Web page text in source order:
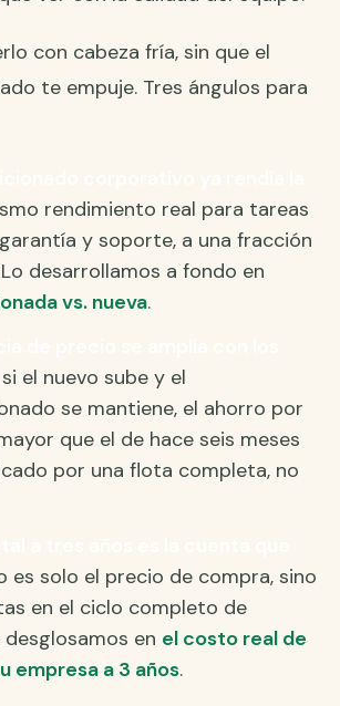
con cabeza fría, sin que el
te empuje. Tres ángulos para
rendimiento real para tareas
y soporte, a una fracción
desarrollamos a fondo en
vs. nueva.
si el nuevo sube y el
se mantiene, el ahorro por
que el de hace seis meses
por una flota completa, no
es solo el precio de compra, sino
en el ciclo completo de
desglosamos en el costo real de
empresa a 3 años.